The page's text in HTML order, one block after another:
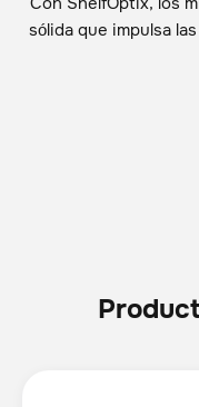
sólida que impulsa